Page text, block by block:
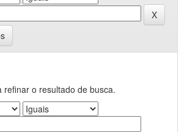
refinar o resultado de busca.